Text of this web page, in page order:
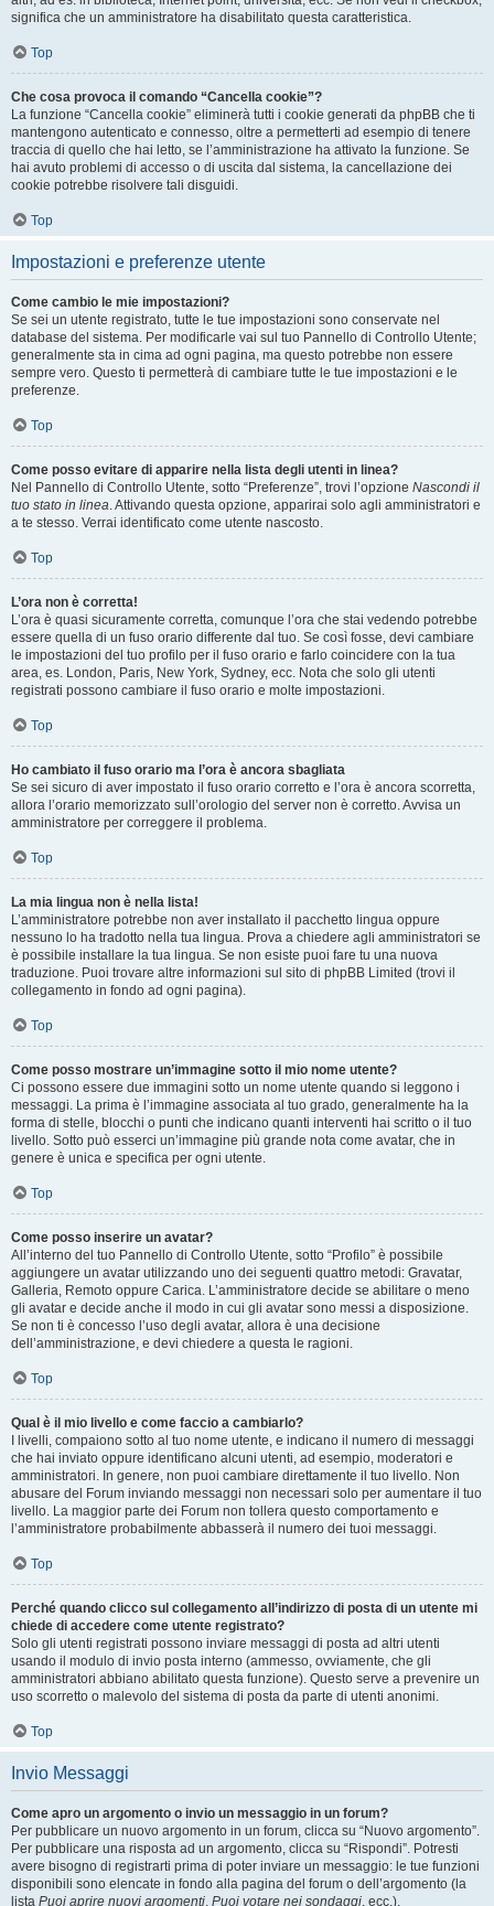
significa che un amministratore ha disabilitato questa caratteristica.
Top
Che cosa provoca il comando “Cancella cookie”?
La funzione “Cancella cookie” eliminerà tutti i cookie generati da phpBB che ti
mantengono autenticato e connesso, oltre a permetterti ad esempio di tenere
traccia di quello che hai letto, se l’amministrazione ha attivato la funzione. Se
hai avuto problemi di accesso o di uscita dal sistema, la cancellazione dei
cookie potrebbe risolvere tali disguidi.
Top
Impostazioni e preferenze utente
Come cambio le mie impostazioni?
Se sei un utente registrato, tutte le tue impostazioni sono conservate nel
database del sistema. Per modificarle vai sul tuo Pannello di Controllo Utente;
generalmente sta in cima ad ogni pagina, ma questo potrebbe non essere
sempre vero. Questo ti permetterà di cambiare tutte le tue impostazioni e le
preferenze.
Top
Come posso evitare di apparire nella lista degli utenti in linea?
Nel Pannello di Controllo Utente, sotto “Preferenze”, trovi l’opzione Nascondi il
tuo stato in linea. Attivando questa opzione, apparirai solo agli amministratori e
a te stesso. Verrai identificato come utente nascosto.
Top
L’ora non è corretta!
L’ora è quasi sicuramente corretta, comunque l’ora che stai vedendo potrebbe
essere quella di un fuso orario differente dal tuo. Se così fosse, devi cambiare
le impostazioni del tuo profilo per il fuso orario e farlo coincidere con la tua
area, es. London, Paris, New York, Sydney, ecc. Nota che solo gli utenti
registrati possono cambiare il fuso orario e molte impostazioni.
Top
Ho cambiato il fuso orario ma l’ora è ancora sbagliata
Se sei sicuro di aver impostato il fuso orario corretto e l’ora è ancora scorretta,
allora l’orario memorizzato sull’orologio del server non è corretto. Avvisa un
amministratore per correggere il problema.
Top
La mia lingua non è nella lista!
L’amministratore potrebbe non aver installato il pacchetto lingua oppure
nessuno lo ha tradotto nella tua lingua. Prova a chiedere agli amministratori se
è possibile installare la tua lingua. Se non esiste puoi fare tu una nuova
traduzione. Puoi trovare altre informazioni sul sito di phpBB Limited (trovi il
collegamento in fondo ad ogni pagina).
Top
Come posso mostrare un’immagine sotto il mio nome utente?
Ci possono essere due immagini sotto un nome utente quando si leggono i
messaggi. La prima è l’immagine associata al tuo grado, generalmente ha la
forma di stelle, blocchi o punti che indicano quanti interventi hai scritto o il tuo
livello. Sotto può esserci un’immagine più grande nota come avatar, che in
genere è unica e specifica per ogni utente.
Top
Come posso inserire un avatar?
All’interno del tuo Pannello di Controllo Utente, sotto “Profilo” è possibile
aggiungere un avatar utilizzando uno dei seguenti quattro metodi: Gravatar,
Galleria, Remoto oppure Carica. L’amministratore decide se abilitare o meno
gli avatar e decide anche il modo in cui gli avatar sono messi a disposizione.
Se non ti è concesso l’uso degli avatar, allora è una decisione
dell’amministrazione, e devi chiedere a questa le ragioni.
Top
Qual è il mio livello e come faccio a cambiarlo?
I livelli, compaiono sotto al tuo nome utente, e indicano il numero di messaggi
che hai inviato oppure identificano alcuni utenti, ad esempio, moderatori e
amministratori. In genere, non puoi cambiare direttamente il tuo livello. Non
abusare del Forum inviando messaggi non necessari solo per aumentare il tuo
livello. La maggior parte dei Forum non tollera questo comportamento e
l’amministratore probabilmente abbasserà il numero dei tuoi messaggi.
Top
Perché quando clicco sul collegamento all’indirizzo di posta di un utente mi
chiede di accedere come utente registrato?
Solo gli utenti registrati possono inviare messaggi di posta ad altri utenti
usando il modulo di invio posta interno (ammesso, ovviamente, che gli
amministratori abbiano abilitato questa funzione). Questo serve a prevenire un
uso scorretto o malevolo del sistema di posta da parte di utenti anonimi.
Top
Invio Messaggi
Come apro un argomento o invio un messaggio in un forum?
Per pubblicare un nuovo argomento in un forum, clicca su “Nuovo argomento”.
Per pubblicare una risposta ad un argomento, clicca su “Rispondi”. Potresti
avere bisogno di registrarti prima di poter inviare un messaggio: le tue funzioni
disponibili sono elencate in fondo alla pagina del forum o dell’argomento (la
lista Puoi aprire nuovi argomenti, Puoi votare nei sondaggi, ecc.).